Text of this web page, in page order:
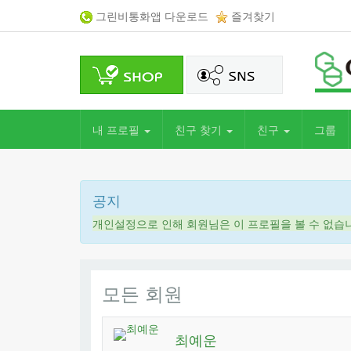
그린비통화앱 다운로드 즐겨찾기
내 프로필 친구 찾기 친구 그룹
공지
개인설정으로 인해 회원님은 이 프로필을 볼 수 없습
모든 회원
최예운